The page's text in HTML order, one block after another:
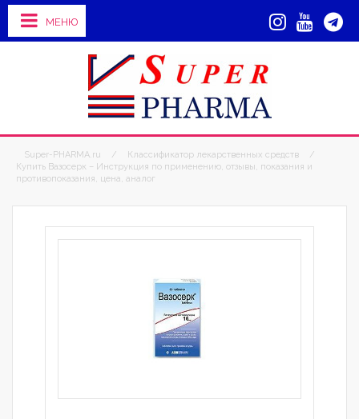
МЕНЮ
Super-PHARMA.ru / Классификатор лекарственных средств
/
Купить Вазосерк – Инструкция по применению, отзывы, показания и
противопоказания, цена, аналог